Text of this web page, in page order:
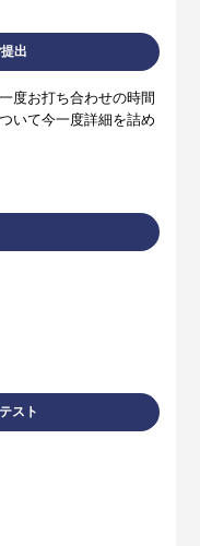
出
度お打ち合わせの時間
いて今一度詳細を詰め
スト